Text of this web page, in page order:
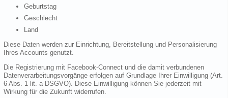
Geburtstag
Geschlecht
Land
Diese Daten werden zur Einrichtung, Bereitstellung und Personalisierung
Ihres Accounts genutzt.
Die Registrierung mit Facebook-Connect und die damit verbundenen
Datenverarbeitungsvorgänge erfolgen auf Grundlage Ihrer Einwilligung (Art.
6 Abs. 1 lit. a DSGVO). Diese Einwilligung können Sie jederzeit mit
Wirkung für die Zukunft widerrufen.